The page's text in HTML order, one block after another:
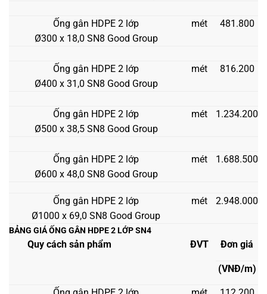
Ống gân HDPE 2 lớp
Ø300 x 18,0 SN8 Good Group
mét 481.800
Ống gân HDPE 2 lớp
Ø400 x 31,0 SN8 Good Group
mét 816.200
Ống gân HDPE 2 lớp
Ø500 x 38,5 SN8 Good Group
mét 1.234.200
Ống gân HDPE 2 lớp
Ø600 x 48,0 SN8 Good Group
mét 1.688.500
Ống gân HDPE 2 lớp
Ø1000 x 69,0 SN8 Good Group
mét 2.948.000
BẢNG GIÁ ỐNG GÂN HDPE 2 LỚP SN4
Quy cách sản phẩm ĐVT Đơn giá
(VNĐ/m)